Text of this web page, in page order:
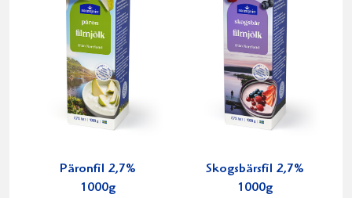
Päronfil 2,7%
1000g
Skogsbärsfil 2,7%
1000g